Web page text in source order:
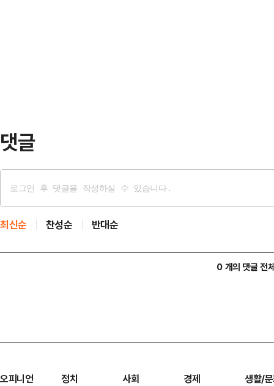
댓글
최신순 찬성순 반대순
0 개의 댓글 전
오피니언 정치 사회 경제 생활/